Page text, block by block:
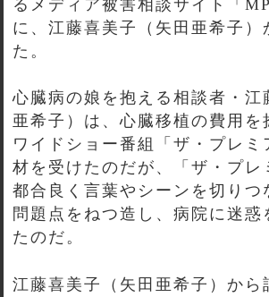
るメディア被害相談サイト「
に、江藤喜美子（矢田亜希子）
た。
心臓病の娘を抱える相談者・江
亜希子）は、心臓移植の費用を
ワイドショー番組「ザ・プレミ
材を受けたのだが、「ザ・プレ
都合良く言葉やシーンを切りつ
問題点をねつ造し、病院に迷惑
たのだ。
江藤喜美子（矢田亜希子）から